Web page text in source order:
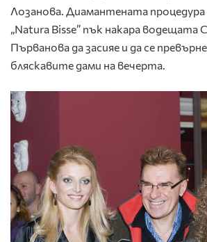
Лозанова. Диамантената
„Natura Bisse” пък накара водещата
Първанова да засияе и да се
бляскавите дами на вечерта.